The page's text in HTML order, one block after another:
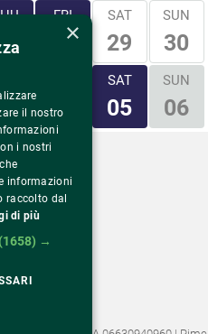
FRI
28
SAT
29
SUN
30
04
SAT
05
SUN
06
Rosa 81
– Italia
×
il nostro
i nostri
informazioni
raccolto dal
di più
(1658) →